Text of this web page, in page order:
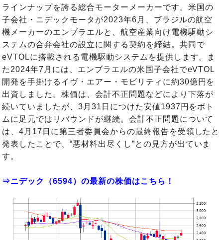
ラインナップを誇る総合モーターメーカーです。米国の
子会社・ニデックモータが2023年6月、ブラジルの航空
機メーカーのエンブラエルと、航空産業向け電機駆動シ
ステムの合弁会社の設立に関する契約を締結。共同で
eVTOLに搭載される電機駆動システムを提供します。ま
た2024年7月には、エンブラエルの米国子会社でeVTOL
開発を手掛けるイヴ・エアー・モビリティに約30億円を
出資しました。株価は、会計不正問題などにより下落が
続いていましたが、3月31日につけた安値1937円をボト
ムに足元ではリバウンドが継続。会計不正問題について
は、4月17日に第三者委員会からの最終報告を受領したと
発表したことで、“悪材料出尽くし”との見方が出ていま
す。
⇒ニデック（6594）の最新の株価はこちら！